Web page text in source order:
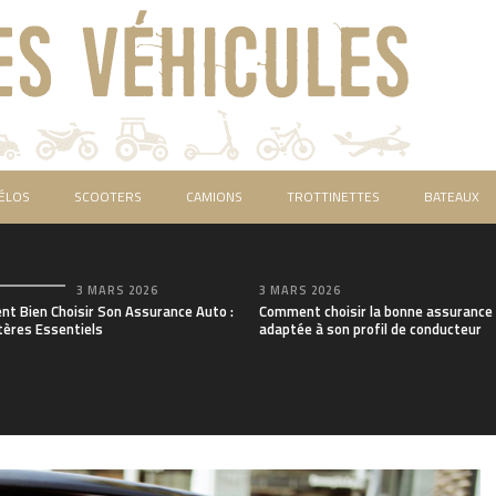
SCOOTERS CAMIONS TROTTINETTES BATEAUX
3 MARS 2026
Bien Choisir Son Assurance Auto :
Essentiels
3 MARS 2026
Comment choisir la bonne
adaptée à son profil de conducteur